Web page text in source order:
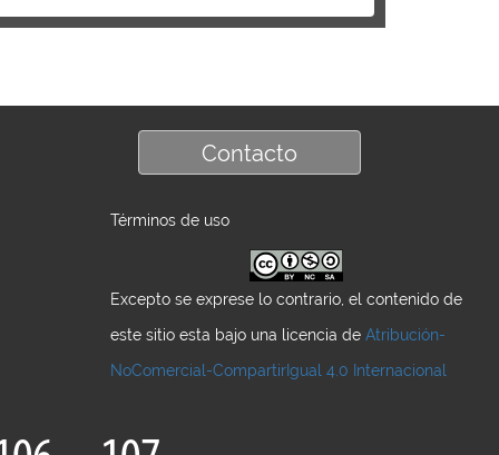
Contacto
Términos de uso
Excepto se exprese lo contrario, el contenido de
este sitio esta bajo una licencia de Atribución-
NoComercial-CompartirIgual 4.0 Internacional